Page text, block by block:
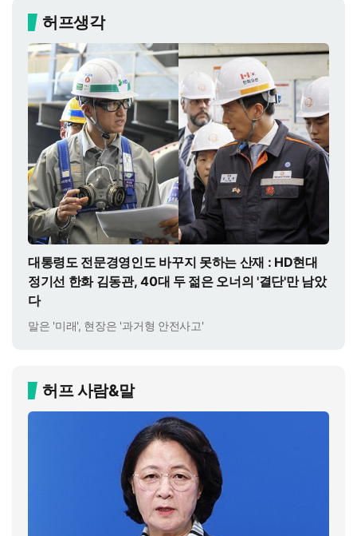
허프생각
대통령도 전문경영인도 바꾸지 못하는 산재 : HD현대
정기선 한화 김동관, 40대 두 젊은 오너의 '결단'만 남았
다
말은 '미래', 현장은 '과거형 안전사고'
허프 사람&말